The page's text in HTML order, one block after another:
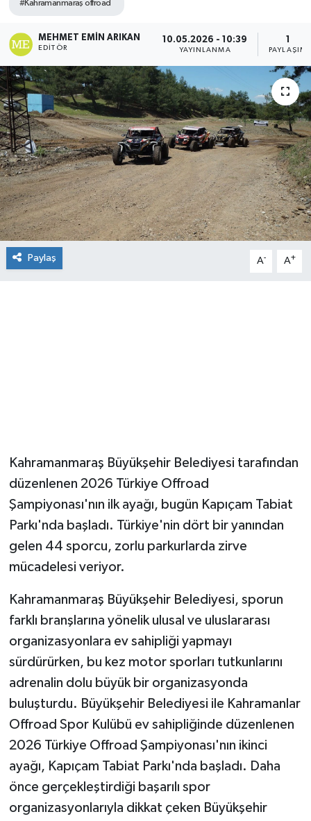
#Kahramanmaraş offroad
MEHMET EMIN ARIKAN
EDITÖR
10.05.2026 - 10:39
YAYINLANMA
1
PAYLAŞIM
Paylaş A- A+
Kahramanmaraş Büyükşehir Belediyesi tarafından
düzenlenen 2026 Türkiye Offroad
Şampiyonası'nın ilk ayağı, bugün Kapıçam Tabiat
Parkı'nda başladı. Türkiye'nin dört bir yanından
gelen 44 sporcu, zorlu parkurlarda zirve
mücadelesi veriyor.
Kahramanmaraş Büyükşehir Belediyesi, sporun
farklı branşlarına yönelik ulusal ve uluslararası
organizasyonlara ev sahipliği yapmayı
sürdürürken, bu kez motor sporları tutkunlarını
adrenalin dolu büyük bir organizasyonda
buluşturdu. Büyükşehir Belediyesi ile Kahramanlar
Offroad Spor Kulübü ev sahipliğinde düzenlenen
2026 Türkiye Offroad Şampiyonası'nın ikinci
ayağı, Kapıçam Tabiat Parkı'nda başladı. Daha
önce gerçekleştirdiği başarılı spor
organizasyonlarıyla dikkat çeken Büyükşehir